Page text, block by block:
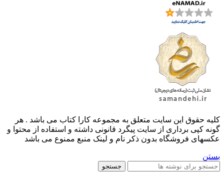
کليه حقوق اين سايت متعلق به مجموعه کارا کتاب می باشد . هر
گونه کپی برداری از سایت پیگرد قانونی داشته و استفاده از محتوا و
عکسهای فروشگاه بدون ذکر نام و لینک منبع ممنوع می باشد
بستن
جستجو